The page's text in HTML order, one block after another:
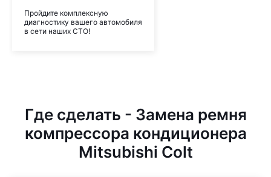
Пройдите комплексную
диагностику вашего автомобиля
в сети наших СТО!
Где сделать - Замена ремня
компрессора кондиционера
Mitsubishi Colt